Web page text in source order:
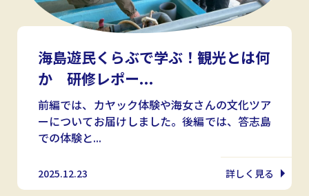
海島遊民くらぶで学ぶ！観光とは何
か 研修レポー...
前編では、カヤック体験や海女さんの文化ツア
ーについてお届けしました。後編では、答志島
での体験と...
2025.12.23 詳しく見る